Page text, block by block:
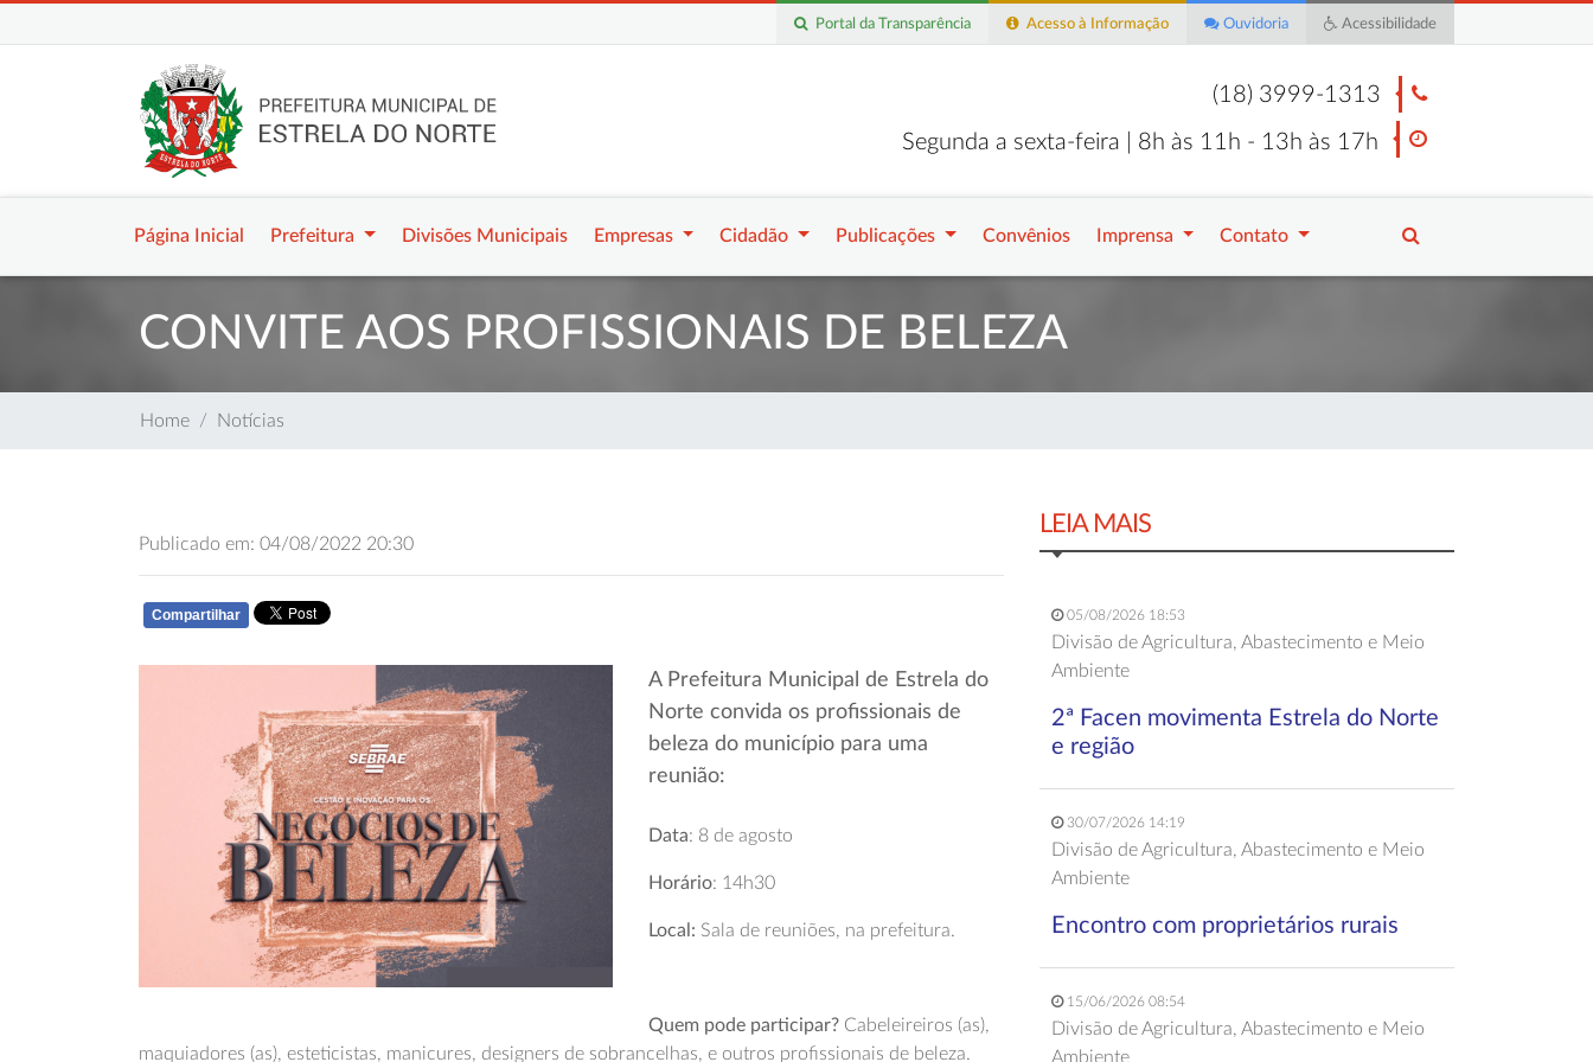
Acessibilidade
Ouvidoria
Acesso à Informação
Portal da Transparência
(18) 3999-1313
Segunda a sexta-feira | 8h às 11h - 13h às 17h
Página Inicial Prefeitura Divisões Municipais Empresas Cidadão Publicações Convênios Imprensa Contato
CONVITE AOS PROFISSIONAIS DE BELEZA
Home Notícias
Publicado em: 04/08/2022 20:30
Compartilhar
A Prefeitura Municipal de Estrela do
Norte convida os profissionais de
beleza do município para uma
reunião:
Data: 8 de agosto
Horário: 14h30
Local: Sala de reuniões, na prefeitura.
Quem pode participar? Cabeleireiros (as),
maquiadores (as), esteticistas, manicures, designers de sobrancelhas, e outros profissionais de beleza.
LEIA MAIS
05/08/2026 18:53
Divisão de Agricultura, Abastecimento e Meio
Ambiente
2ª Facen movimenta Estrela do Norte
e região
30/07/2026 14:19
Divisão de Agricultura, Abastecimento e Meio
Ambiente
Encontro com proprietários rurais
15/06/2026 08:54
Divisão de Agricultura, Abastecimento e Meio
Ambiente